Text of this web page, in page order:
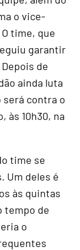
o vice-
O time, que
garantir
de
ainda luta
será contra o
às 10h30, na
time se
Um deles é
às quintas
tempo de
o